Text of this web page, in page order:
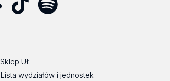
Sklep UŁ
Lista wydziałów i jednostek